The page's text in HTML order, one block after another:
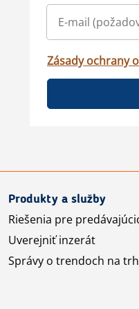
Zásady ochrany
Produkty a služby
Riešenia pre
Uverejniť inzerát
Správy o trendoch na